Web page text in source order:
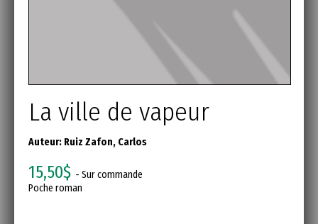
La ville de vapeur
Auteur: Ruiz Zafon, Carlos
15,50$ - Sur commande
Poche roman